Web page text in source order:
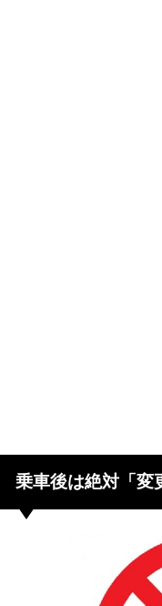
乗車後は絶対「変